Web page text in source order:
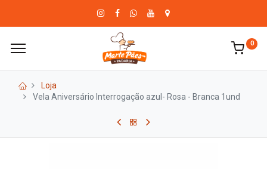
0
Loja
Vela Aniversário Interrogação azul- Rosa - Branca 1und